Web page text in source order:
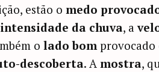
estão o medo
intensidade da chuva, a
o lado bomprovocado
descoberta. A mostra,